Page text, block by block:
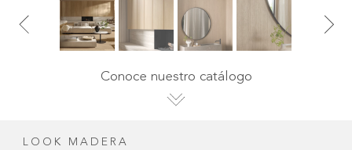
Conoce nuestro catálogo
LOOK MADERA